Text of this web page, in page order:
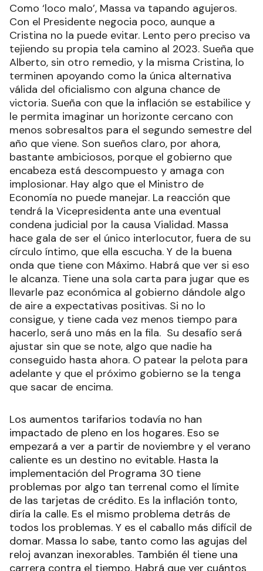
Como ‘loco malo’, Massa va tapando agujeros.
Con el Presidente negocia poco, aunque a
Cristina no la puede evitar. Lento pero preciso va
tejiendo su propia tela camino al 2023. Sueña que
Alberto, sin otro remedio, y la misma Cristina, lo
terminen apoyando como la única alternativa
válida del oficialismo con alguna chance de
victoria. Sueña con que la inflación se estabilice y
le permita imaginar un horizonte cercano con
menos sobresaltos para el segundo semestre del
año que viene. Son sueños claro, por ahora,
bastante ambiciosos, porque el gobierno que
encabeza está descompuesto y amaga con
implosionar. Hay algo que el Ministro de
Economía no puede manejar. La reacción que
tendrá la Vicepresidenta ante una eventual
condena judicial por la causa Vialidad. Massa
hace gala de ser el único interlocutor, fuera de su
círculo íntimo, que ella escucha. Y de la buena
onda que tiene con Máximo. Habrá que ver si eso
le alcanza. Tiene una sola carta para jugar que es
llevarle paz económica al gobierno dándole algo
de aire a expectativas positivas. Si no lo
consigue, y tiene cada vez menos tiempo para
hacerlo, será uno más en la fila. Su desafío será
ajustar sin que se note, algo que nadie ha
conseguido hasta ahora. O patear la pelota para
adelante y que el próximo gobierno se la tenga
que sacar de encima.
Los aumentos tarifarios todavía no han
impactado de pleno en los hogares. Eso se
empezará a ver a partir de noviembre y el verano
caliente es un destino no evitable. Hasta la
implementación del Programa 30 tiene
problemas por algo tan terrenal como el límite
de las tarjetas de crédito. Es la inflación tonto,
diría la calle. Es el mismo problema detrás de
todos los problemas. Y es el caballo más difícil de
domar. Massa lo sabe, tanto como las agujas del
reloj avanzan inexorables. También él tiene una
carrera contra el tiempo. Habrá que ver cuántos